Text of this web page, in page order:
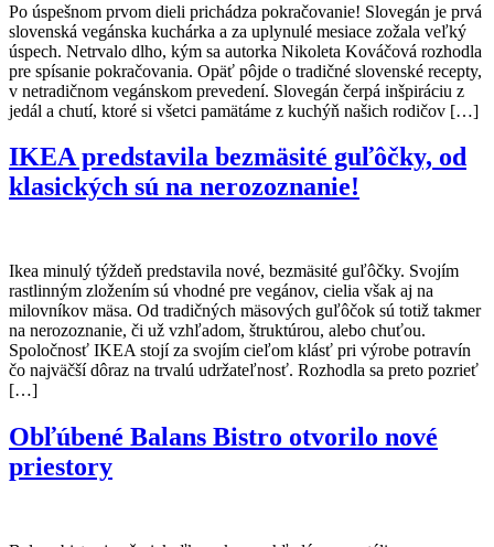
Po úspešnom prvom dieli prichádza pokračovanie! Slovegán je prvá
slovenská vegánska kuchárka a za uplynulé mesiace zožala veľký
úspech. Netrvalo dlho, kým sa autorka Nikoleta Kováčová rozhodla
pre spísanie pokračovania. Opäť pôjde o tradičné slovenské recepty,
v netradičnom vegánskom prevedení. Slovegán čerpá inšpiráciu z
jedál a chutí, ktoré si všetci pamätáme z kuchýň našich rodičov […]
IKEA predstavila bezmäsité guľôčky, od
klasických sú na nerozoznanie!
Ikea minulý týždeň predstavila nové, bezmäsité guľôčky. Svojím
rastlinným zložením sú vhodné pre vegánov, cielia však aj na
milovníkov mäsa. Od tradičných mäsových guľôčok sú totiž takmer
na nerozoznanie, či už vzhľadom, štruktúrou, alebo chuťou.
Spoločnosť IKEA stojí za svojím cieľom klásť pri výrobe potravín
čo najväčší dôraz na trvalú udržateľnosť. Rozhodla sa preto pozrieť
[…]
Obľúbené Balans Bistro otvorilo nové
priestory